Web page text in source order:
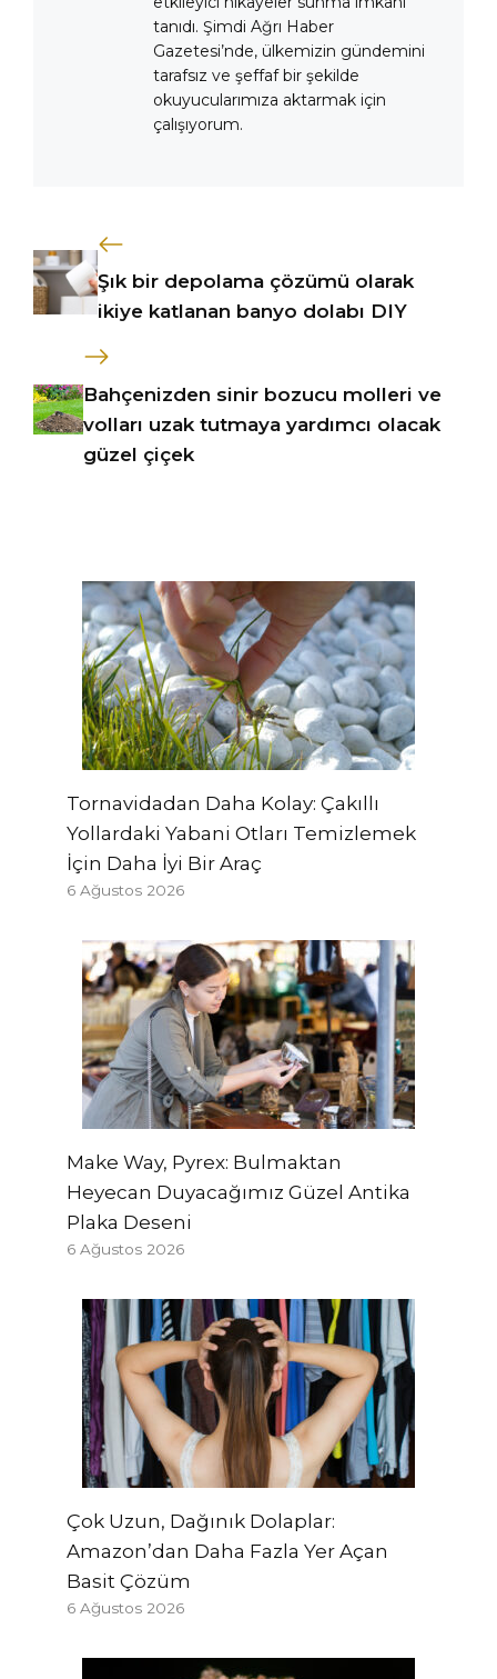
tanıdı. Şimdi Ağrı Haber
Gazetesi’nde, ülkemizin gündemini
tarafsız ve şeffaf bir şekilde
okuyucularımıza aktarmak için
çalışıyorum.
Şık bir depolama çözümü olarak
ikiye katlanan banyo dolabı DIY
Bahçenizden sinir bozucu molleri ve
volları uzak tutmaya yardımcı olacak
güzel çiçek
Tornavidadan Daha Kolay: Çakıllı
Yollardaki Yabani Otları Temizlemek
İçin Daha İyi Bir Araç
6 Ağustos 2026
Make Way, Pyrex: Bulmaktan
Heyecan Duyacağımız Güzel Antika
Plaka Deseni
6 Ağustos 2026
Çok Uzun, Dağınık Dolaplar:
Amazon’dan Daha Fazla Yer Açan
Basit Çözüm
6 Ağustos 2026